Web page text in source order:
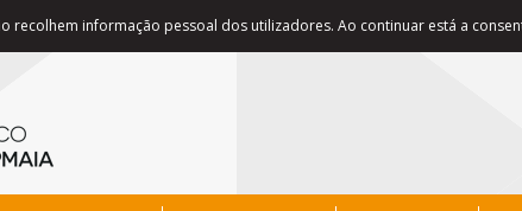
recolhem informação pessoal dos utilizadores. Ao continuar está a